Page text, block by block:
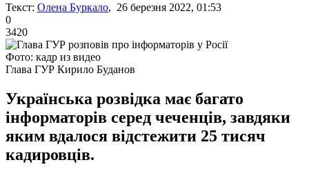
Текст: Олена Буркало, 26 березня 2022, 01:53
0
3420
Фото: кадр из видео
Глава ГУР Кирило Буданов
Українська розвідка має багато
інформаторів серед чеченців, завдяки
яким вдалося відстежити 25 тисяч
кадировців.